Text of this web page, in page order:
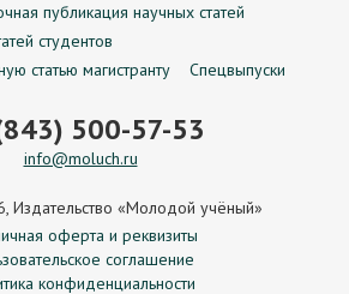
публикация научных статей
студентов
статью магистранту
Спецвыпуски
500-57-53
info@moluch.ru
«Молодой учёный»
оферта и реквизиты
соглашение
конфиденциальности